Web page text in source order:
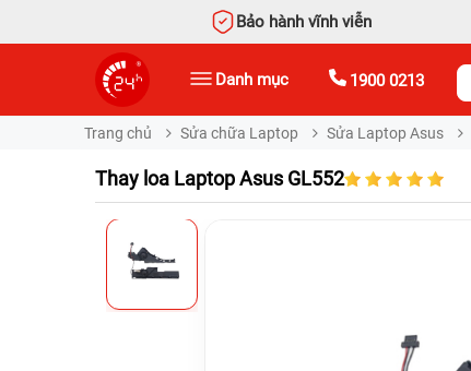
Bảo hành vĩnh viễn
Danh mục 1900 0213
Trang chủ Sửa chữa Laptop Sửa Laptop Asus
Thay loa Laptop Asus GL552